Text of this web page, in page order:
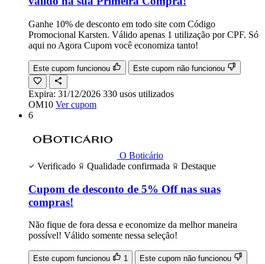
Ganhe 10% de desconto em todo site com Código
Promocional Karsten. Válido apenas 1 utilização por CPF. Só
aqui no Agora Cupom você economiza tanto!
Este cupom funcionou Este cupom não funcionou
Expira: 31/12/2026 330 usos utilizados
OM10 Ver cupom
6
O Boticário
Verificado
Qualidade confirmada Destaque
Cupom de desconto de 5% Off nas suas
compras!
Não fique de fora dessa e economize da melhor maneira
possível! Válido somente nessa seleção!
Este cupom funcionou 1 Este cupom não funcionou